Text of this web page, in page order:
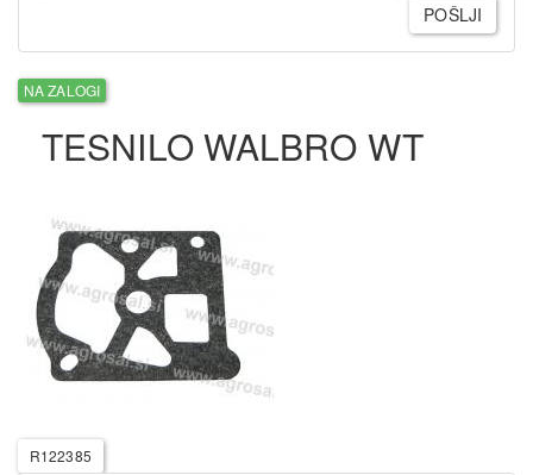
POŠLJI
NA ZALOGI
TESNILO WALBRO WT
R122385